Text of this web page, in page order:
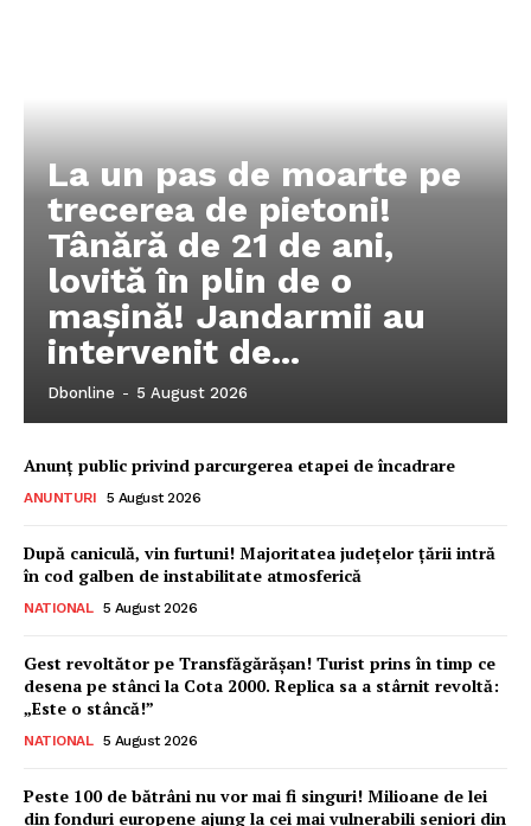
Ionuț Parghel
La un pas de moarte pe
trecerea de pietoni!
Tânără de 21 de ani,
lovită în plin de o
mașină! Jandarmii au
intervenit de...
Dbonline - 5 August 2026
Anunț public privind parcurgerea etapei de încadrare
ANUNTURI 5 August 2026
După caniculă, vin furtuni! Majoritatea județelor țării intră
în cod galben de instabilitate atmosferică
NATIONAL 5 August 2026
Gest revoltător pe Transfăgărășan! Turist prins în timp ce
desena pe stânci la Cota 2000. Replica sa a stârnit revoltă:
„Este o stâncă!”
NATIONAL 5 August 2026
Peste 100 de bătrâni nu vor mai fi singuri! Milioane de lei
din fonduri europene ajung la cei mai vulnerabili seniori din